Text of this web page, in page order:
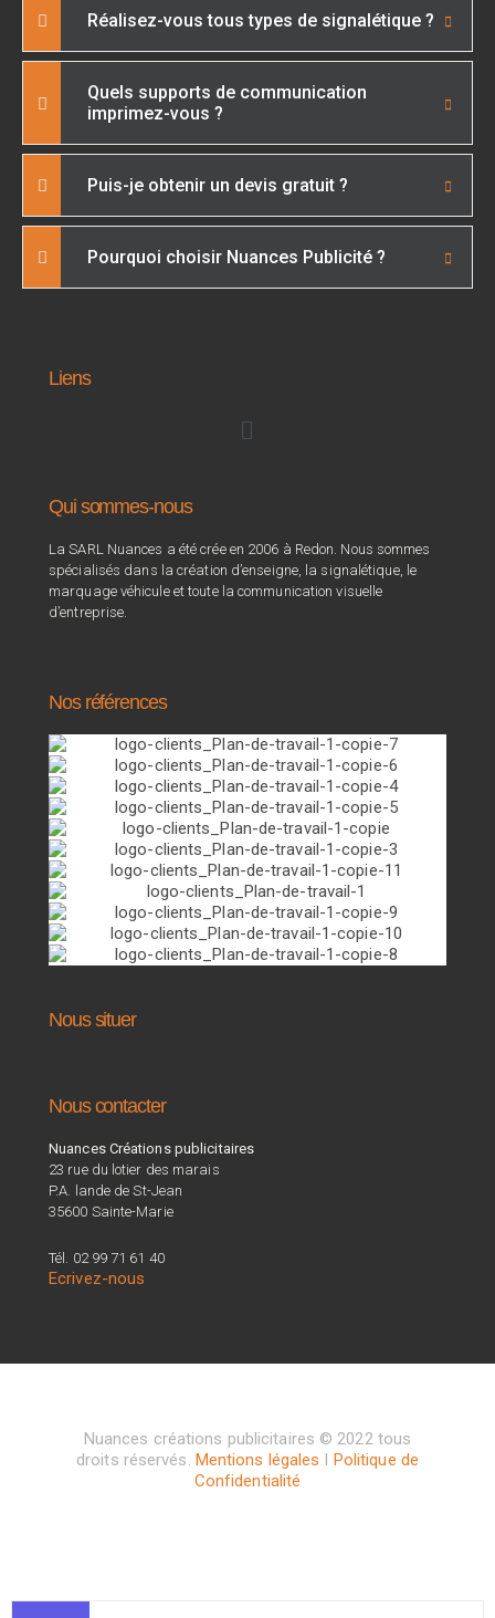
Réalisez-vous tous types de signalétique ?
Quels supports de communication
imprimez-vous ?
Puis-je obtenir un devis gratuit ?
Pourquoi choisir Nuances Publicité ?
Liens
Qui sommes-nous
La SARL Nuances a été crée en 2006 à Redon. Nous sommes
spécialisés dans la création d’enseigne, la signalétique, le
marquage véhicule et toute la communication visuelle
d’entreprise.
Nos références
Nous situer
Nous contacter
Nuances Créations publicitaires
23 rue du lotier des marais
P.A. lande de St-Jean
35600 Sainte-Marie
Tél. 02 99 71 61 40
Ecrivez-nous
Nuances créations publicitaires © 2022 tous
droits réservés. Mentions légales I Politique de
Confidentialité